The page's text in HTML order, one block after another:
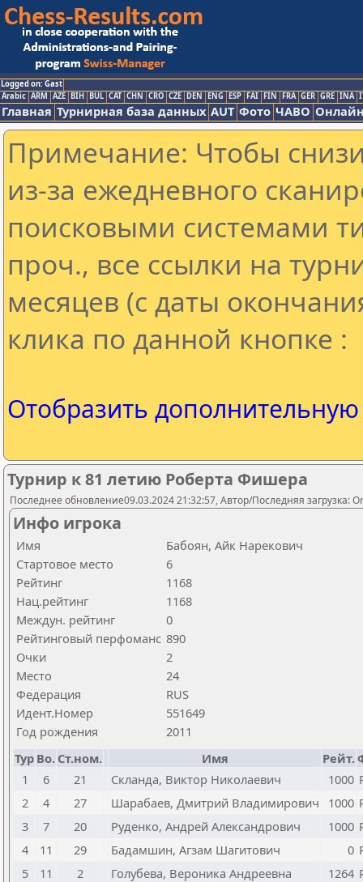
Logged on: Gast
Arabic ARM AZE BIH BUL CAT CHN CRO CZE DEN ENG ESP FAI FIN FRA GER GRE INA
Главная Турнирная база данных AUT Фото ЧАВО
Примечание: Чтобы
из-за ежедневного
поисковыми системами
проч., все ссылки на
месяцев (с даты
клика по данной кнопке :
Отобразить
Турнир к 81 летию Роберта Фишера
Последнее обновление09.03.2024 21:32:57, Автор/Последняя загрузка:
Инфо игрока
Имя
Бабоян, Айк Нарекович
Стартовое место
6
Рейтинг
1168
Нац.рейтинг
1168
Междун. рейтинг
0
Рейтинговый перфоманс 890
Очки
2
Место
24
Федерация
RUS
Идент.Номер
551649
Год рождения
2011
Тур Bo. Ст.ном. Имя Рейт.
1
6 21 Скланда, Виктор Николаевич 1000
2
4 27 Шарабаев, Дмитрий Владимирович 1000
3
7 20 Руденко, Андрей Александрович 1000
4
11 29 Бадамшин, Агзам Шагитович 0
5
11 2 Голубева, Вероника Андреевна 1264